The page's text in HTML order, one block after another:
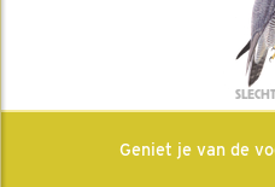
Geniet je van de